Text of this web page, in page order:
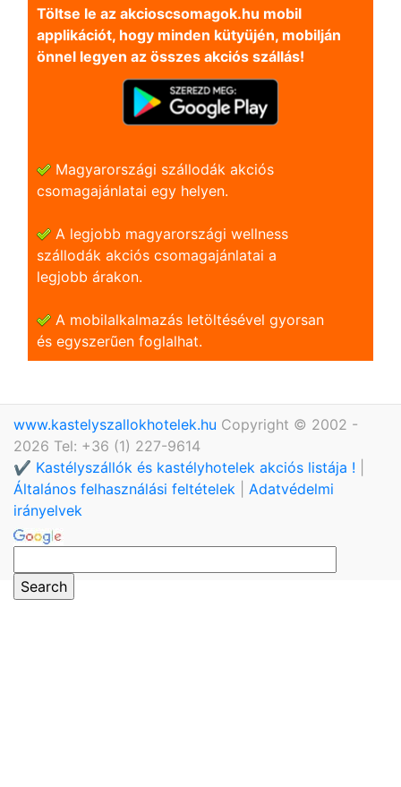
Töltse le az akcioscsomagok.hu mobil
applikációt, hogy minden kütyüjén, mobilján
önnel legyen az összes akciós szállás!
Magyarországi szállodák akciós
csomagajánlatai egy helyen.
A legjobb magyarországi wellness
szállodák akciós csomagajánlatai a
legjobb árakon.
A mobilalkalmazás letöltésével gyorsan
és egyszerũen foglalhat.
www.kastelyszallokhotelek.hu Copyright © 2002 -
2026 Tel: +36 (1) 227-9614
✔️ Kastélyszállók és kastélyhotelek akciós listája !
Általános felhasználási feltételek
Adatvédelmi
irányelvek